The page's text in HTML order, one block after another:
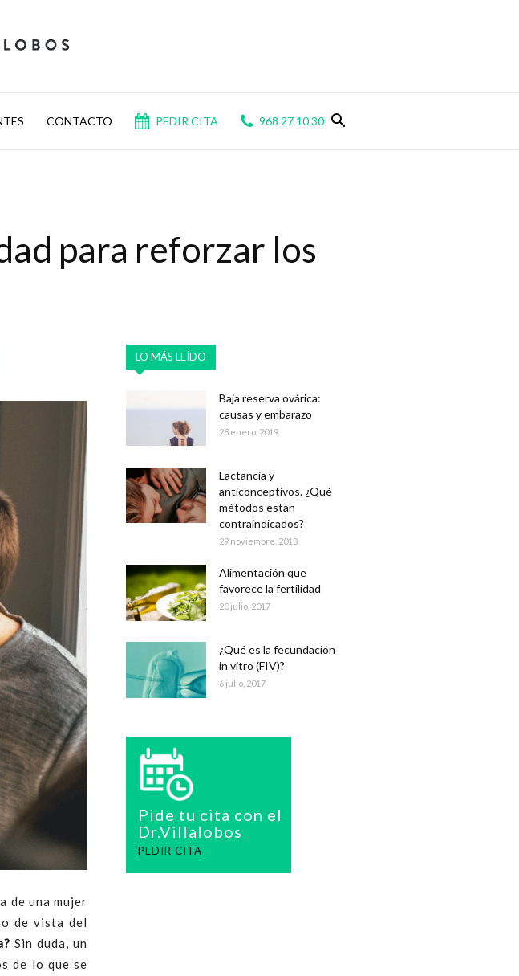
CONTACTO PEDIR CITA 968 27 10 30
para reforzar los
de una mujer
de vista del
Sin duda, un
de lo que se
LO MÁS LEÍDO
Baja reserva ovárica:
causas y embarazo
28 enero, 2019
Lactancia y
anticonceptivos. ¿Qué
métodos están
contraindicados?
29 noviembre, 2018
Alimentación que
favorece la fertilidad
20 julio, 2017
¿Qué es la fecundación
in vitro (FIV)?
6 julio, 2017
Pide tu cita con el
Dr.Villalobos
PEDIR CITA